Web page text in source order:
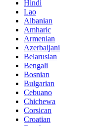
Hindi
Lao
Albanian
Amharic
Armenian
Azerbaijani
Belarusian
Bengali
Bosnian
Bulgarian
Cebuano
Chichewa
Corsican
Croatian